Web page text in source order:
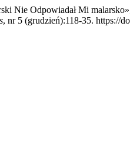
Nie Odpowiadał Mi
, nr 5 (grudzień):118-35. https://